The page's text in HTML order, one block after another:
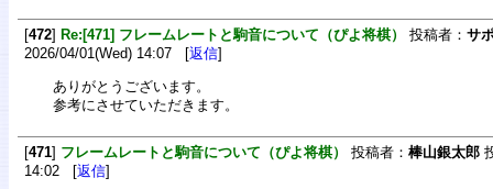
[472] Re:[471] フレームレートと駒音について（ぴよ将棋） 投稿者： サ
2026/04/01(Wed) 14:07 [返信]
ありがとうございます。
参考にさせていただきます。
[471] フレームレートと駒音について（ぴよ将棋） 投稿者： 棒山銀太郎
14:02 [返信]